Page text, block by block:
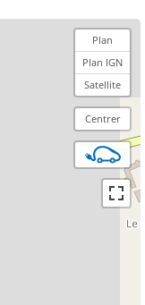
Plan
Plan IGN
Satellite
Centrer